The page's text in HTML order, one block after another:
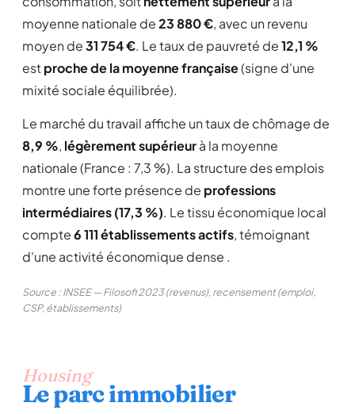
moyenne nationale de23 880 €, avec un revenu
moyen de31 754 €. Le taux de pauvreté de12,1 %
estproche de la moyenne française(signe d'une
mixité sociale équilibrée).
Le marché du travail affiche un taux de chômage de
8,9 %, légèrement supérieurà la moyenne
nationale (France : 7,3 %). La structure des emplois
montre une forte présence de professions
intermédiaires (17,3 %). Le tissu économique local
compte6 111 établissements actifs, témoignant
d'une activité économique dense .
Source : INSEE — Filosofi 2023 (revenus), recensement (emploi,
CSP, établissements)
Housing
Le parc immobilier